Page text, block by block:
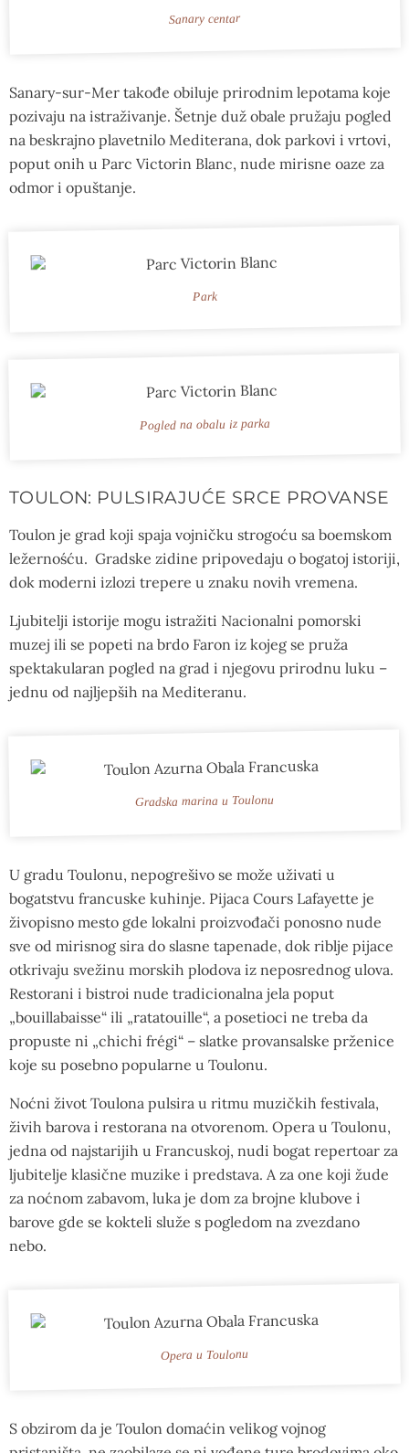
Sanary centar
Sanary-sur-Mer takođe obiluje prirodnim lepotama koje
pozivaju na istraživanje. Šetnje duž obale pružaju pogled
na beskrajno plavetnilo Mediterana, dok parkovi i vrtovi,
poput onih u Parc Victorin Blanc, nude mirisne oaze za
odmor i opuštanje.
Park
Pogled na obalu iz parka
TOULON: PULSIRAJUĆE SRCE PROVANSE
Toulon je grad koji spaja vojničku strogoću sa boemskom
ležernośću. Gradske zidine pripovedaju o bogatoj istoriji,
dok moderni izlozi trepere u znaku novih vremena.
Ljubitelji istorije mogu istražiti Nacionalni pomorski
muzej ili se popeti na brdo Faron iz kojeg se pruža
spektakularan pogled na grad i njegovu prirodnu luku –
jednu od najljepših na Mediteranu.
Gradska marina u Toulonu
U gradu Toulonu, nepogrešivo se može uživati u
bogatstvu francuske kuhinje. Pijaca Cours Lafayette je
živopisno mesto gde lokalni proizvođači ponosno nude
sve od mirisnog sira do slasne tapenade, dok riblje pijace
otkrivaju svežinu morskih plodova iz neposrednog ulova.
Restorani i bistroi nude tradicionalna jela poput
„bouillabaisse“ ili „ratatouille“, a posetioci ne treba da
propuste ni „chichi frégi“ – slatke provansalske prženice
koje su posebno popularne u Toulonu.
Noćni život Toulona pulsira u ritmu muzičkih festivala,
živih barova i restorana na otvorenom. Opera u Toulonu,
jedna od najstarijih u Francuskoj, nudi bogat repertoar za
ljubitelje klasične muzike i predstava. A za one koji žude
za noćnom zabavom, luka je dom za brojne klubove i
barove gde se kokteli služe s pogledom na zvezdano
nebo.
Opera u Toulonu
S obzirom da je Toulon domaćin velikog vojnog